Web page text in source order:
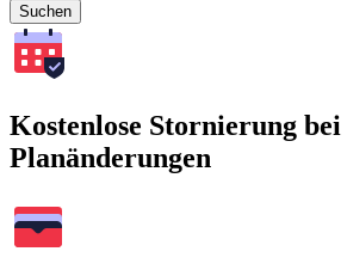
Suchen
Kostenlose Stornierung bei
Planänderungen